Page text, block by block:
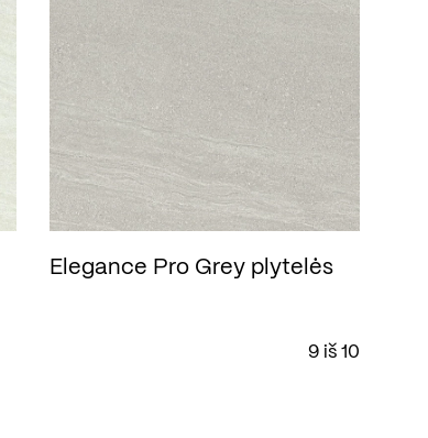
Elegance Pro Grey plytelės
9 iš 10